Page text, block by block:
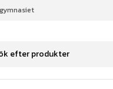
Kommunikation